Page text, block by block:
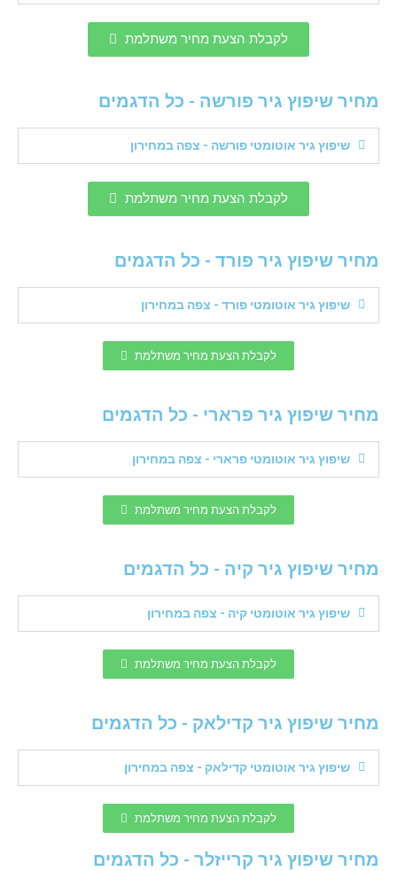
לקבלת הצעת מחיר משתלמת
מחיר שיפוץ גיר פורשה - כל הדגמים
שיפוץ גיר אוטומטי פורשה - צפה במחירון
לקבלת הצעת מחיר משתלמת
מחיר שיפוץ גיר פורד - כל הדגמים
שיפוץ גיר אוטומטי פורד - צפה במחירון
לקבלת הצעת מחיר משתלמת
מחיר שיפוץ גיר פרארי - כל הדגמים
שיפוץ גיר אוטומטי פרארי - צפה במחירון
לקבלת הצעת מחיר משתלמת
מחיר שיפוץ גיר קיה - כל הדגמים
שיפוץ גיר אוטומטי קיה - צפה במחירון
לקבלת הצעת מחיר משתלמת
מחיר שיפוץ גיר קדילאק - כל הדגמים
שיפוץ גיר אוטומטי קדילאק - צפה במחירון
לקבלת הצעת מחיר משתלמת
מחיר שיפוץ גיר קרייזלר - כל הדגמים